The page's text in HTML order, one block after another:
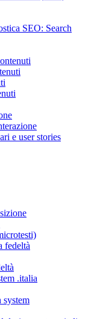
SEO: Search
e user stories
fedeltà
.italia
system